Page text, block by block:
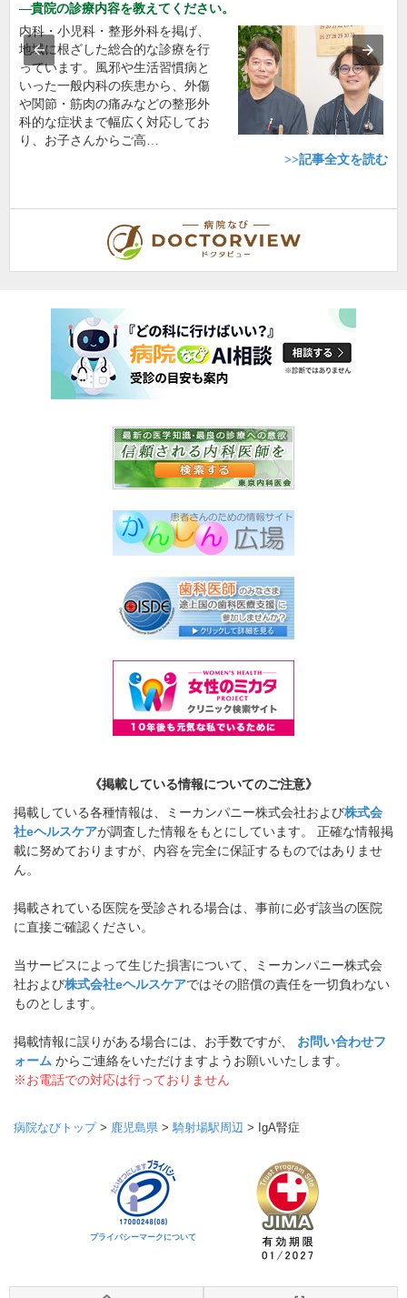
貴院の診療内容を教えてください。
内科・小児科・整形外科を掲げ、
地域に根ざした総合的な診療を行
っています。風邪や生活習慣病と
いった一般内科の疾患から、外傷
や関節・筋肉の痛みなどの整形外
科的な症状まで幅広く対応してお
り、お子さんからご高…
>>記事全文を読む
《掲載している情報についてのご注意》
掲載している各種情報は、ミーカンパニー株式会社および株式会
社eヘルスケアが調査した情報をもとにしています。 正確な情報掲
載に努めておりますが、内容を完全に保証するものではありませ
ん。
掲載されている医院を受診される場合は、事前に必ず該当の医院
に直接ご確認ください。
当サービスによって生じた損害について、ミーカンパニー株式会
社および株式会社eヘルスケアではその賠償の責任を一切負わない
ものとします。
掲載情報に誤りがある場合には、お手数ですが、 お問い合わせフ
ォーム からご連絡をいただけますようお願いいたします。
※お電話での対応は行っておりません
病院なびトップ> 鹿児島県 >騎射場駅周辺 > IgA腎症
プライバシーマークについて